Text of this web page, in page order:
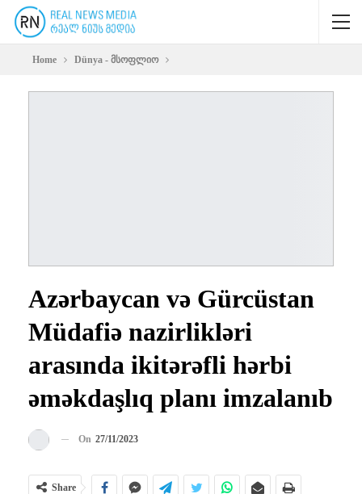
Home Dünya - მსოფლიო
Azərbaycan və Gürcüstan
Müdafiə nazirlikləri
arasında ikitərəfli hərbi
əməkdaşlıq planı imzalanıb
On 27/11/2023
Share